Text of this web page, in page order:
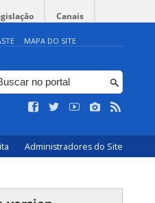
Canais
MAPA DO SITE
Administradores do Site